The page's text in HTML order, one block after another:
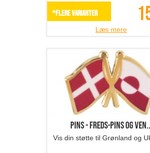
*Flere varianter
Læs mere
Pins - Freds-pins og
Vis din støtte til Grønland og